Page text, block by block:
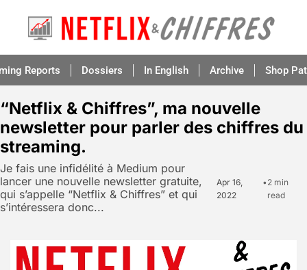
Reports Dossiers In English Archive Shop
“Netflix & Chiffres”, ma nouvelle
newsletter pour parler des chiffres du
streaming.
Je fais une infidélité à Medium pour
lancer une nouvelle newsletter gratuite,
qui s’appelle “Netflix & Chiffres” et qui
s’intéressera donc...
Apr 16,
2022
•2 min
read